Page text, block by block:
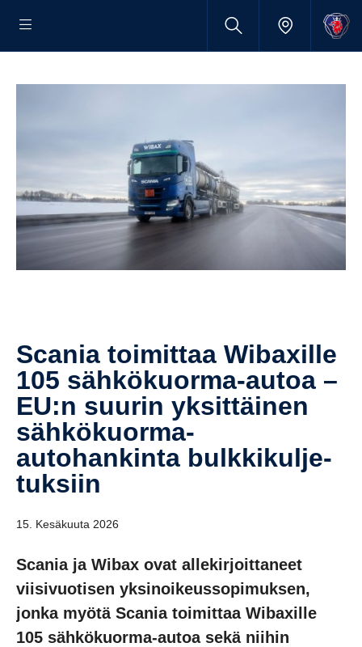
Scania toimittaa Wibaxille
105 sähkökuorma-​autoa –
EU:n suurin yksit­täinen
sähkökuorma-​
autohankinta bulkki­kul­je­
tuk­siin
15. Kesäkuuta 2026
Scania ja Wibax ovat allekirjoittaneet
viisivuotisen yksinoikeussopimuksen,
jonka myötä Scania toimittaa Wibaxille
105 sähkökuorma-autoa sekä niihin